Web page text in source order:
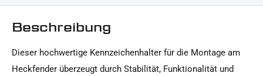
Beschreibung
Dieser hochwertige Kennzeichenhalter für die Montage am
Heckfender überzeugt durch Stabilität, Funktionalität und